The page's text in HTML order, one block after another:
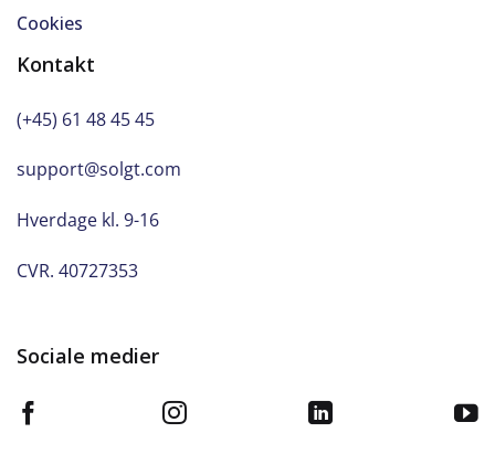
Cookies
Kontakt
(+45) 61 48 45 45
support@solgt.com
Hverdage kl. 9-16
CVR. 40727353
Sociale medier